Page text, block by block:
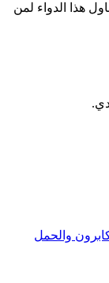
هذا الدواء لمن
والحمل